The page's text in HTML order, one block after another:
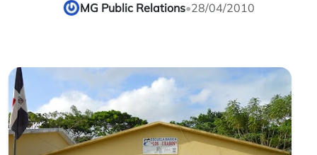
MG Public Relations•28/04/2010